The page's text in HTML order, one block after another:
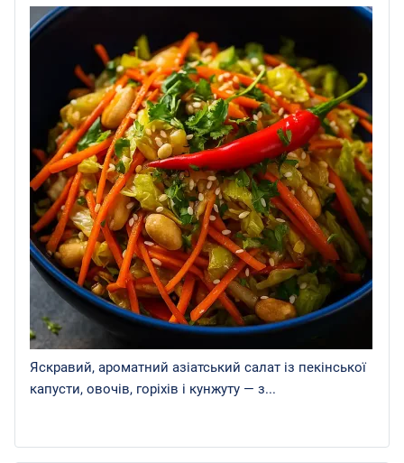
Яскравий, ароматний азіатський салат із пекінської
капусти, овочів, горіхів і кунжуту — з...